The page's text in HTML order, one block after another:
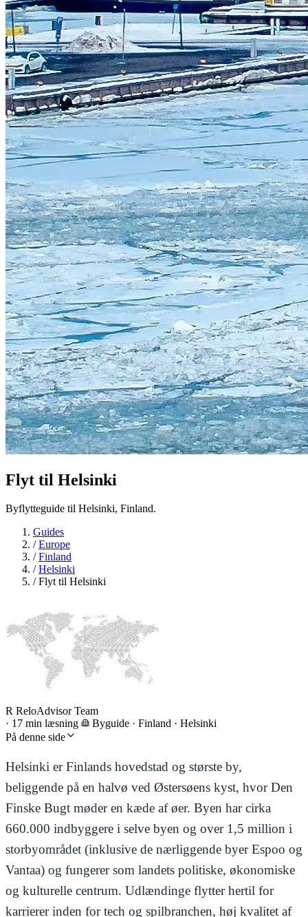
Flyt til Helsinki
Byflytteguide til Helsinki, Finland.
Guides
/Europe
/Finland
/Helsinki
/Flyt til Helsinki
R ReloAdvisor Team
· 17 min læsning Byguide · Finland · Helsinki
På denne side
Helsinki er Finlands hovedstad og største by,
beliggende på en halvø ved Østersøens kyst, hvor Den
Finske Bugt møder en kæde af øer. Byen har cirka
660.000 indbyggere i selve byen og over 1,5 million i
storbyområdet (inklusive de nærliggende byer Espoo og
Vantaa) og fungerer som landets politiske, økonomiske
og kulturelle centrum. Udlændinge flytter hertil for
karrierer inden for tech og spilbranchen, høj kvalitet af